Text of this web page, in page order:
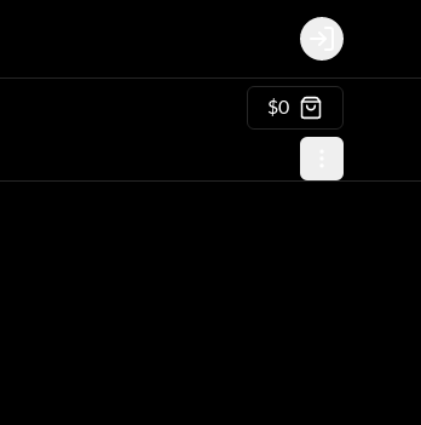
Login
$0